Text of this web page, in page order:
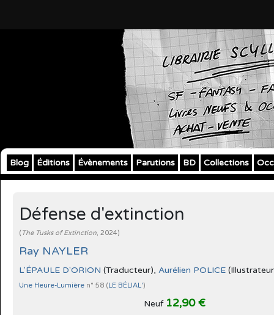
Blog Éditions Évènements Parutions BD Collections
Défense d'extinction
( The Tusks of Extinction, 2024)
Ray NAYLER
L'ÉPAULE D'ORION (Traducteur), Aurélien POLICE
Une Heure-Lumière n° 58 (LE BÉLIAL')
Neuf 12,90 €